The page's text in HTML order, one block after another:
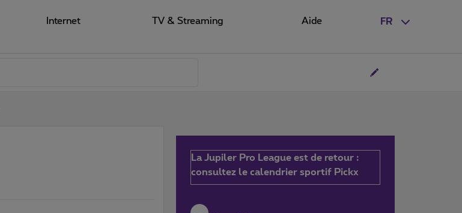
FR
Internet TV & Streaming Aide
La Jupiler Pro League est de retour :
consultez le calendrier sportif Pickx